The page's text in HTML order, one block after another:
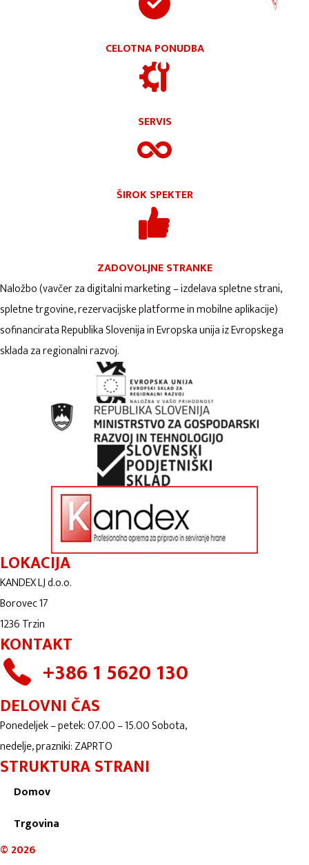
CELOTNA PONUDBA
SERVIS
ŠIROK SPEKTER
ZADOVOLJNE STRANKE
Naložbo (vavčer za digitalni marketing – izdelava spletne strani,
spletne trgovine, rezervacijske platforme in mobilne aplikacije)
sofinancirata Republika Slovenija in Evropska unija iz Evropskega
sklada za regionalni razvoj.
LOKACIJA
KANDEX LJ d.o.o.
Borovec 17
1236 Trzin
KONTAKT
+386 1 5620 130
DELOVNI ČAS
Ponedeljek – petek: 07.00 – 15.00 Sobota,
nedelje, prazniki: ZAPRTO
STRUKTURA STRANI
Domov
Trgovina
©2026